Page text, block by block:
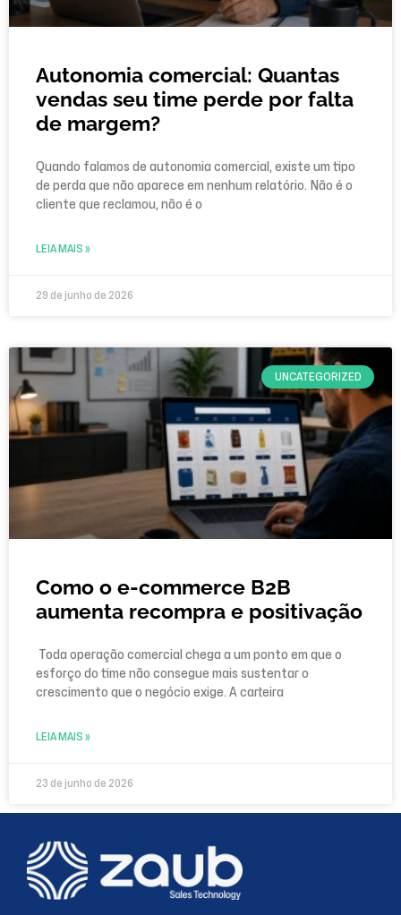
Autonomia comercial: Quantas
vendas seu time perde por falta
de margem?
Quando falamos de autonomia comercial, existe um tipo
de perda que não aparece em nenhum relatório. Não é o
cliente que reclamou, não é o
LEIA MAIS »
29 de junho de 2026
UNCATEGORIZED
Como o e-commerce B2B
aumenta recompra e positivação
Toda operação comercial chega a um ponto em que o
esforço do time não consegue mais sustentar o
crescimento que o negócio exige. A carteira
LEIA MAIS »
23 de junho de 2026